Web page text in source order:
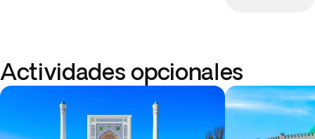
Actividades opcionales